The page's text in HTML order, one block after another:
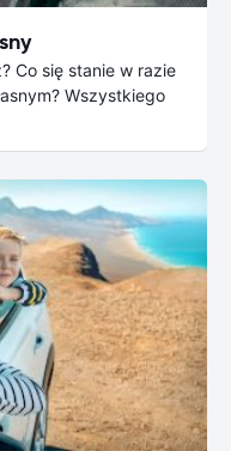
Co się stanie w razie
Wszystkiego